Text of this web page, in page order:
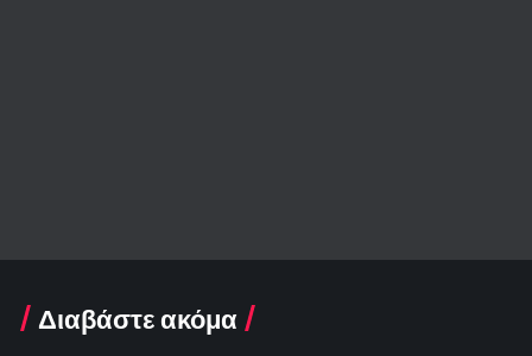
Διαβάστε ακόμα